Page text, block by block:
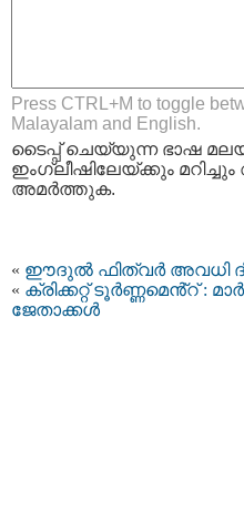
Press CTRL+M to toggle
Malayalam and English.
ടൈപ്പ്‌ ചെയ്യുന്ന ഭാഷ
ഇംഗ്ലീഷിലേയ്ക്കും
അമര്‍ത്തുക.
« ഈദുൽ ഫിത്വർ അവധി
« ക്രിക്കറ്റ് ടൂർണ്ണമെൻ്റ് :
ജേതാക്കൾ